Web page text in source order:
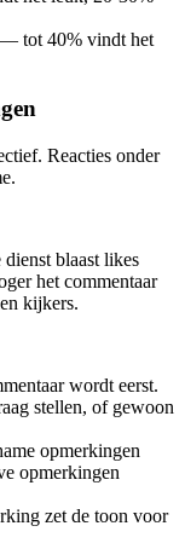
— tot 40% vindt het
Reacties onder
blaast likes
het commentaar
kijkers.
wordt eerst.
stellen, of gewoon
opmerkingen
opmerkingen
zet de toon voor